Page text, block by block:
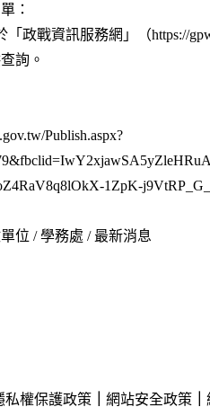
：
「政戰資訊服務網」（https://
詢。
Publish.aspx?
1ZpK-
位 / 學務處 / 最新消息
私權保護政策 網站安全政策